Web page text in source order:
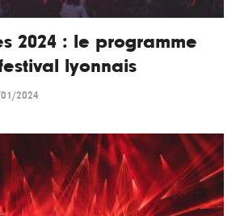
2024 : le programme
lyonnais
2024